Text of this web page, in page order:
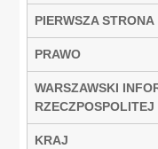
PIERWSZA STRONA
PRAWO
WARSZAWSKI
RZECZPOSPOLITEJ
KRAJ